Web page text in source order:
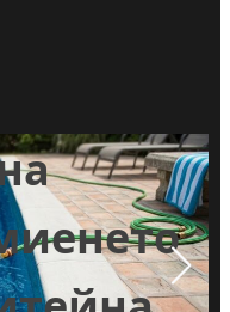
край
после